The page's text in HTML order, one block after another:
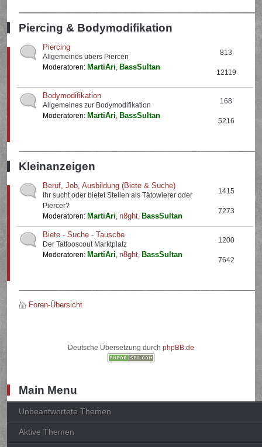
Piercing & Bodymodifikation
Piercing
Allgemeines übers Piercen
Moderatoren: MartiAri, BassSultan
813
12119
Bodymodifikation
Allgemeines zur Bodymodifikation
Moderatoren: MartiAri, BassSultan
168
5216
Kleinanzeigen
Beruf, Job, Ausbildung (Biete & Suche)
Ihr sucht oder bietet Stellen als Tätowierer oder
Piercer?
Moderatoren: MartiAri,n8ght, BassSultan
1415
7273
Biete - Suche - Tausche
Der Tattooscout Marktplatz
Moderatoren: MartiAri,n8ght, BassSultan
1200
7642
Foren-Übersicht
Deutsche Übersetzung durch phpBB.de
Main Menu
Unbeantwortete Themen
Aktive Themen